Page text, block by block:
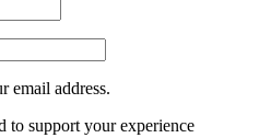
email address.
to support your experience